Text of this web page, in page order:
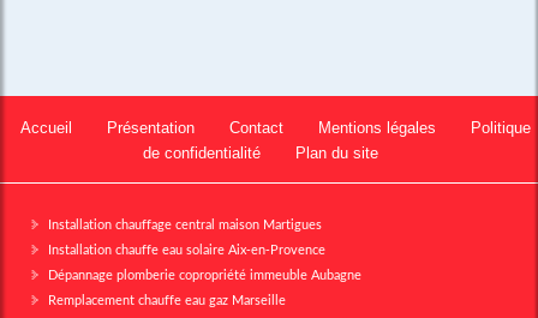
Accueil Présentation Contact Mentions légales
Politique
de confidentialité
Plan du site
Installation chauffage central maison Martigues
Installation chauffe eau solaire Aix-en-Provence
Dépannage plomberie copropriété immeuble Aubagne
Remplacement chauffe eau gaz Marseille